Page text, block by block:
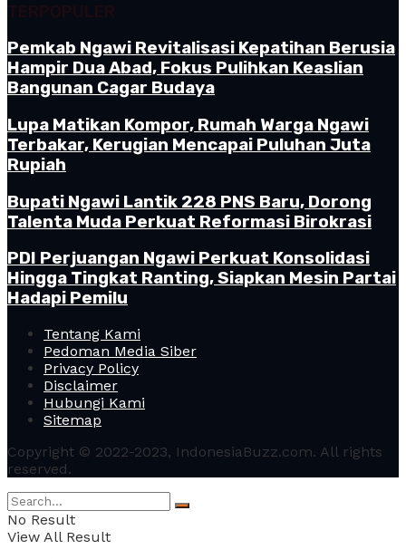
TERPOPULER
Pemkab Ngawi Revitalisasi Kepatihan Berusia
Hampir Dua Abad, Fokus Pulihkan Keaslian
Bangunan Cagar Budaya
Lupa Matikan Kompor, Rumah Warga Ngawi
Terbakar, Kerugian Mencapai Puluhan Juta
Rupiah
Bupati Ngawi Lantik 228 PNS Baru, Dorong
Talenta Muda Perkuat Reformasi Birokrasi
PDI Perjuangan Ngawi Perkuat Konsolidasi
Hingga Tingkat Ranting, Siapkan Mesin Partai
Hadapi Pemilu
Tentang Kami
Pedoman Media Siber
Privacy Policy
Disclaimer
Hubungi Kami
Sitemap
Copyright © 2022-2023, IndonesiaBuzz.com. All rights
reserved.
No Result
View All Result